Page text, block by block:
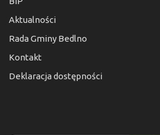
Aktualności
Rada Gminy Bedlno
Kontakt
Deklaracja dostępności